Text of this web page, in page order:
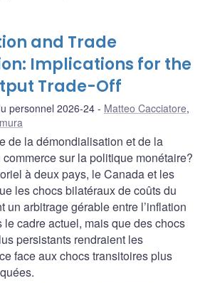
and Trade
Implications for the
Trade-Off
personnel 2026-24 Matteo Cacciatore,
de la démondialisation et de la
sur la politique monétaire?
à deux pays, le Canada et les
les chocs bilatéraux de coûts du
un arbitrage gérable entre l’inflation
cadre actuel, mais que des chocs
persistants rendraient les
face aux chocs transitoires plus